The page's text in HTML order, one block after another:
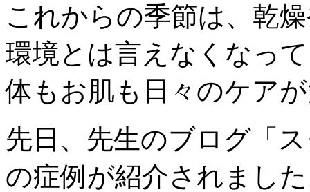
これからの季節は、乾
環境とは言えなくなっ
体もお肌も日々のケア
先日、先生のブログ「
の症例が紹介されまし